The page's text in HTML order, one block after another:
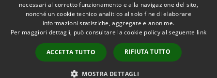
Accessibilità
Privacy
Mappa del sito
Copyright © 2026 • Comune di
Atri • Powered by
Municipium•Accesso
redazione
necessari al corretto funzionamento e alla navigazione del sito,
nonché un cookie tecnico analitico al solo fine di elaborare
informazioni statistiche, aggregate e anonime.
Per maggiori dettagli, può consultare la cookie policy al seguente link
ACCETTA TUTTO RIFIUTA TUTTO
MOSTRA DETTAGLI